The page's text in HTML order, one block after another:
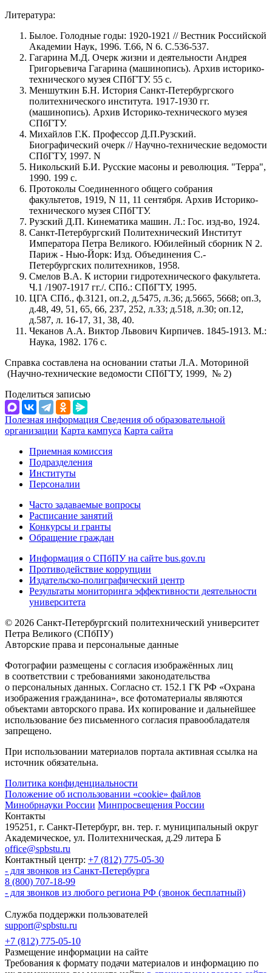
Литература:
Былое. Голодные годы: 1920-1921 // Вестник Российской
Академии Наук, 1996. Т.66, N 6. С.536-537.
Гагарина М.Д. Очерк жизни и деятельности Андрея
Григорьевича Гагарина (машинопись). Архив историко-
технического музея СПбГТУ. 55 с.
Меншуткин Б.Н. История Санкт-Петербургского
политехнического института. 1917-1930 гг.
(машинопись). Архив Историко-технического музея
СПбГТУ.
Михайлов Г.К. Профессор Д.П.Рузский.
Биографический очерк // Научно-технические ведомости
СПбГТУ, 1997. N
Никольский Б.И. Русские масоны и революция. "Терра",
1990. 199 с.
Протоколы Соединенного общего собрания
факультетов, 1919, N 11, 11 сентября. Архив Историко-
технического музея СПбГТУ.
Рузский Д.П. Кинематика машин. Л.: Гос. изд-во, 1924.
Санкт-Петербургский Политехнический Институт
Императора Петра Великого. Юбилейный сборник N 2.
Париж - Нью-Йорк: Изд. Объединения С.-
Петербургских политехников, 1958.
Смелов В.А. К истории гидротехнического факультета.
Ч.1 /1907-1917 гг./. СПб.: СПбГТУ, 1995.
ЦГА СПб., ф.3121, оп.2, д.5475, л.36; д.5665, 5668; оп.3,
д.48, 49, 51, 65, 66, 237, 252, л.33; д.518, л.30; оп.12,
д.587, л. 16-17, 31, 38, 40.
Чеканов А.А. Виктор Львович Кирпичев. 1845-1913. М.:
Наука, 1982. 176 с.
Справка составлена на основании статьи Л.А. Моториной
(Научно-технические ведомости СПбГТУ, 1999, № 2)
Поделиться записью
Полезная информация Сведения об образовательной
организации Карта кампуса Карта сайта
Приемная комиссия
Подразделения
Институты
Персоналии
Часто задаваемые вопросы
Расписание занятий
Конкурсы и гранты
Обращение граждан
Информация о СПбПУ на сайте bus.gov.ru
Противодействие коррупции
Издательско-полиграфический центр
Результаты мониторинга эффективности деятельности
университета
© 2026 Санкт-Петербургский политехнический университет
Петра Великого (СПбПУ)
Авторские права и персональные данные
Фотографии размещены с согласия изображённых лиц
в соответствии с требованиями законодательства
о персональных данных. Согласно ст. 152.1 ГК РФ «Охрана
изображения гражданина», все фотоматериалы являются
объектами авторского права. Их копирование и дальнейшее
использование без письменного согласия правообладателя
запрещено.
При использовании материалов портала активная ссылка на
источник обязательна.
Политика конфиденциальности
Положение об использовании «cookie» файлов
Минобрнауки России Минпросвещения России
Контакты
195251, г. Санкт-Петербург, вн. тер. г. муниципальный округ
Академическое, ул. Политехническая, д.29 литера Б
office@spbstu.ru
Контактный центр: +7 (812) 775-05-30
- для звонков из Санкт-Петербурга
8 (800) 707-18-99
- для звонков из любого региона РФ (звонок бесплатный)
Служба поддержки пользователей
support@spbstu.ru
+7 (812) 775-05-10
Размещение информации на сайте
Требования к формату подачи материалов и информацию по